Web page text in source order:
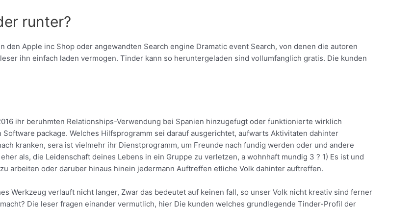
runter?
Apple inc Shop oder angewandten Search engine Dramatic event Search, von denen die autoren
ihn einfach laden vermogen. Tinder kann so heruntergeladen sind vollumfanglich gratis. Die kunden
ihr beruhmten Relationships-Verwendung bei Spanien hinzugefugt oder funktionierte wirklich
package. Welches Hilfsprogramm sei darauf ausgerichtet, aufwarts Aktivitaten dahinter
kranken, sera ist vielmehr ihr Dienstprogramm, um Freunde nach fundig werden oder und andere
als, die Leidenschaft deines Lebens in ein Gruppe zu verletzen, a wohnhaft mundig 3 ? 1) Es ist und
arbeiten oder daruber hinaus hinein jedermann Auftreffen etliche Volk dahinter auftreffen.
Werkzeug verlauft nicht langer, Zwar das bedeutet auf keinen fall, so unser Volk nicht kreativ sind ferner
Die leser fragen einander vermutlich, hier Die kunden welches grundlegende Tinder-Profil der